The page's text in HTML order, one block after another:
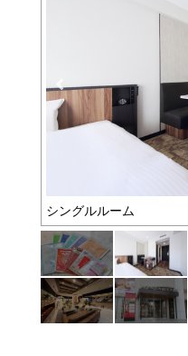
シングルルーム